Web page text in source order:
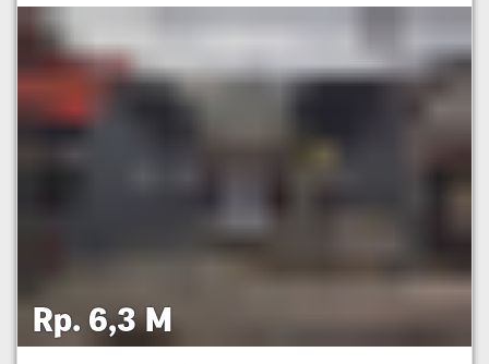
Rp. 6,3 M